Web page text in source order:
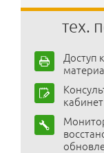
тех.
Доступ